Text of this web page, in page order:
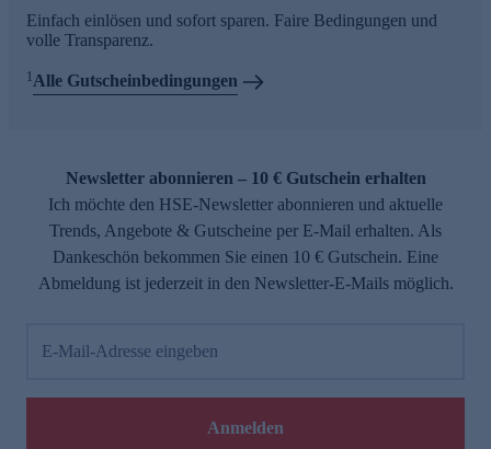
Einfach einlösen und sofort sparen. Faire Bedingungen und
volle Transparenz.
1Alle Gutscheinbedingungen
Newsletter abonnieren – 10 € Gutschein erhalten
Ich möchte den HSE-Newsletter abonnieren und aktuelle
Trends, Angebote & Gutscheine per E-Mail erhalten. Als
Dankeschön bekommen Sie einen 10 € Gutschein. Eine
Abmeldung ist jederzeit in den Newsletter-E-Mails möglich.
E-Mail-Adresse eingeben
Anmelden